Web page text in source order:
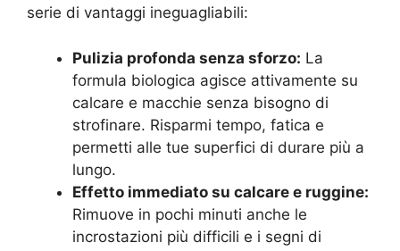
serie di vantaggi ineguagliabili:
Pulizia profonda senza sforzo: La
formula biologica agisce attivamente su
calcare e macchie senza bisogno di
strofinare. Risparmi tempo, fatica e
permetti alle tue superfici di durare più a
lungo.
Effetto immediato su calcare e ruggine:
Rimuove in pochi minuti anche le
incrostazioni più difficili e i segni di